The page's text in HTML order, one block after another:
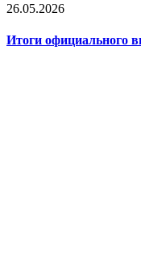
26.05.2026
Итоги официального